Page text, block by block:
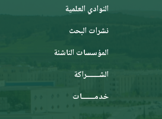
النوادي العلمية
نشرات البحث
المؤسسات الناشئة
الشـــــــراكة
خدمـــــــات